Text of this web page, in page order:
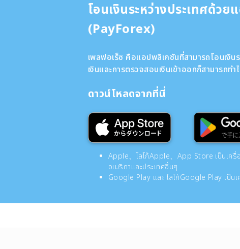
โอนเงินระหว่างประเทศด้ว
(PayForex)
เพลฟอเร็ซ คือแอปพลิเคชันที่สามารถโอนเงิน
เงินและการตรวจสอบเงินเข้าออกก็สามารถท
ดาวน์โหลดจากที่นี่
Apple、โลโก้Apple、App Store เป็นเค
อเมริกาและประเทศอื่นๆ
Google Play และ โลโก้Google Play เป็น